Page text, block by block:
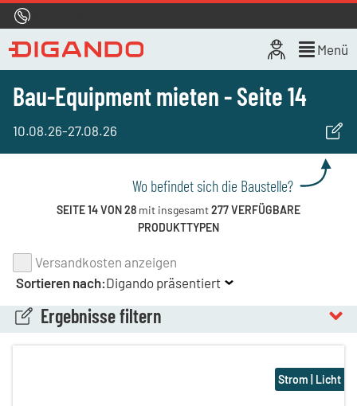
Menü
Bau-Equipment mieten - Seite 14
10.08.26-27.08.26
Wo befindet sich die Baustelle?
SEITE 14 VON 28mit insgesamt277 VERFÜGBARE
PRODUKTTYPEN
Ergebnisse filtern
Versandkosten anzeigen
Sortieren nach:Digando präsentiert
Strom | Licht